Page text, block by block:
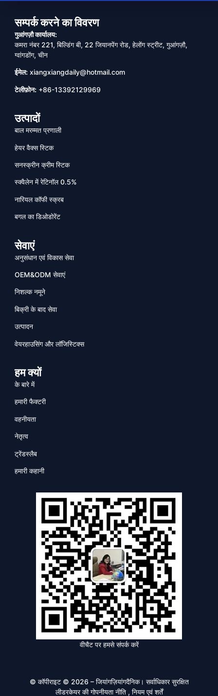
सम्पर्क करने का विवरण
गुआंगज़ौ कार्यालय:
कमरा नंबर 221, बिल्डिंग बी, 22 जियानपेंग रोड, हेलोंग स्ट्रीट, गुआंगज़ौ,
ग्वांगडोंग, चीन
ईमेल: xiangxiangdaily@hotmail.com
टेलीफ़ोन: +86-13392129969
उत्पादों
बाल मरम्मत प्रणाली
हेयर वैक्स स्टिक
सनस्क्रीन क्रीम स्टिक
स्क्वैलेन में रेटिनॉल 0.5%
नारियल कॉफी स्क्रब
बगल का डिओडोरेंट
सेवाएं
अनुसंधान एवं विकास सेवा
OEM&ODM सेवाएं
निशल्क नमूने
बिक्री के बाद सेवा
उत्पादन
वेयरहाउसिंग और लॉजिस्टिक्स
हम क्यों
के बारे में
हमारी फैक्टरी
वहनीयता
नेतृत्व
ट्रेंडस्लैब
हमारी कहानी
वीचैट पर हमसे संपर्क करें
© कॉपीराइट © 2026 – जियांगज़ियांगदैनिक। सर्वाधिकार सुरक्षित
लीडरकेयर की गोपनीयता नीति , नियम एवं शर्तें